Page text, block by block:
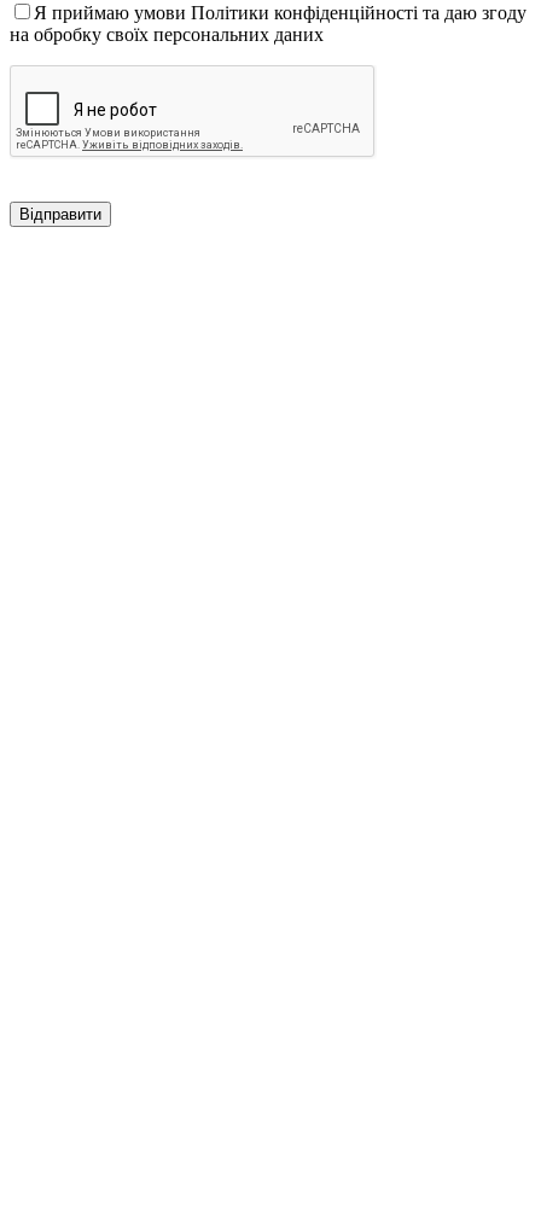
Я приймаю умови Політики конфіденційності та даю згоду
на обробку своїх персональних даних